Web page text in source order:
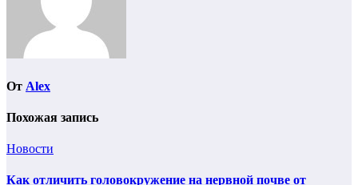
От Alex
Похожая запись
Новости
Как отличить головокружение на нервной почве от